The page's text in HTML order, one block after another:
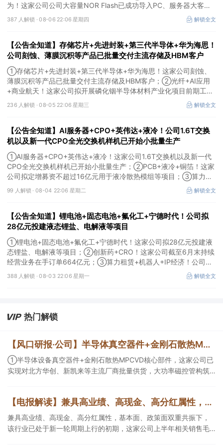
为！这家公司公司大容量NOR Flash已成功导入PC、服务器大客
户；③边缘计算+智慧灯杆！公司拟跨界布局固态存储标的。
387 人解锁 ·08-06 22:06 星期四 解锁全文
【公告全知道】存储芯片+先进封装+第三代半导体+华为海思！
公司刻蚀、薄膜沉积等产品已批量交付主流存储及HBM客户
①存储芯片+先进封装+第三代半导体+华为海思！这家公司刻蚀、
薄膜沉积等产品已批量交付主流存储及HBM客户；②光纤+AI应用
+商业航天！这家公司拟开展磷化铟半导体材料产业化项目前期工
作；③MLCC+光模块+商业航天+军工！公司拟定增募资不超3亿元
用于MLCC相关项目。
236 人解锁 ·08-05 22:06 星期三 解锁全文
【公告全知道】AI服务器+CPO+英伟达+液冷！公司1.6T交换
机以及新一代CPO全光交换机样机已开始小批量生产
①AI服务器+CPO+英伟达+液冷！这家公司1.6T交换机以及新一代
CPO全光交换机样机已开始小批量生产；②PCB+液冷+铜箔！这家
公司拟定增募资不超过16亿元用于液冷散热模组等项目；③算力
+云计算+华为鲲鹏！公司签署超46亿元算力服务合同。
99 人解锁 · 08-04 22:06 星期二 解锁全文
【公告全知道】锂电池+固态电池+氟化工+宁德时代！公司拟
28亿元投建液态锂盐、电解液等项目
①锂电池+固态电池+氟化工+宁德时代！这家公司拟28亿元投建液
态锂盐、电解液等项目；②创新药+CRO！这家公司截至6月末持续
经营业务在手订单664亿元；③算力租赁+机器人+IP经济！公司签
署32亿元算力服务合同。
388 人解锁 ·08-03 22:06 星期一 解锁全文
热门解锁
【风口研报·公司】半导体真空器件+金刚石散热MPCVD核心部件，这家公司实现对北方华创、新凯来等厂商批量供货，大功率磁控管助力AI散热；这家造船龙头稀缺产能扩张与高价值订单兼具，远期业绩弹性持续增强
①半导体设备真空器件+金刚石散热MPCVD核心部件，这家公司已
实现对北方华创、新凯来等主流厂商批量供货，大功率磁控管构筑
【电报解读】兼具高业绩、高现金、高分红属性，基本面、政策面双重共振下，该行业已处于新一轮周期上行的初期，这家公司上半年相关销售毛利逼近20亿元
兼具高业绩、高现金、高分红属性，基本面、政策面双重共振下，
该行业已处于新一轮周期上行的初期，这家公司上半年相关销售毛